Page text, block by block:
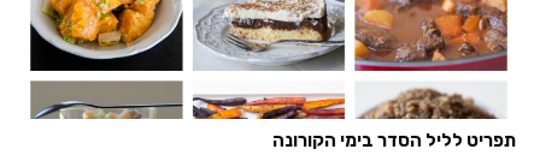
תפריט לליל הסדר בימי הקורונה